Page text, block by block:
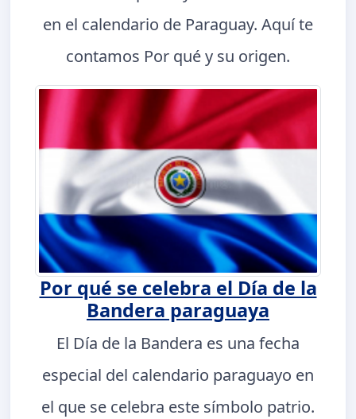
en el calendario de Paraguay. Aquí te
contamos Por qué y su origen.
Por qué se celebra el Día de la
Bandera paraguaya
El Día de la Bandera es una fecha
especial del calendario paraguayo en
el que se celebra este símbolo patrio.